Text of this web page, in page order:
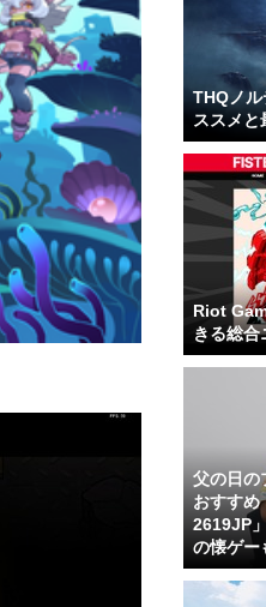
THQノ
ススメと
Riot
きる総合
父の日の
おすす
2619JP
の懐ゲー